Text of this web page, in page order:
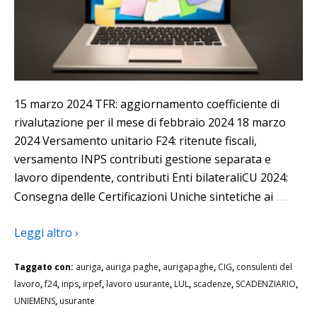
15 marzo 2024 TFR: aggiornamento coefficiente di
rivalutazione per il mese di febbraio 2024 18 marzo
2024 Versamento unitario F24: ritenute fiscali,
versamento INPS contributi gestione separata e
lavoro dipendente, contributi Enti bilateraliCU 2024:
Consegna delle Certificazioni Uniche sintetiche ai …
Leggi altro ›
Taggato con: auriga, auriga paghe, aurigapaghe, CIG, consulenti del
lavoro,f24, inps, irpef, lavoro usurante, LUL, scadenze, SCADENZIARIO,
UNIEMENS, usurante